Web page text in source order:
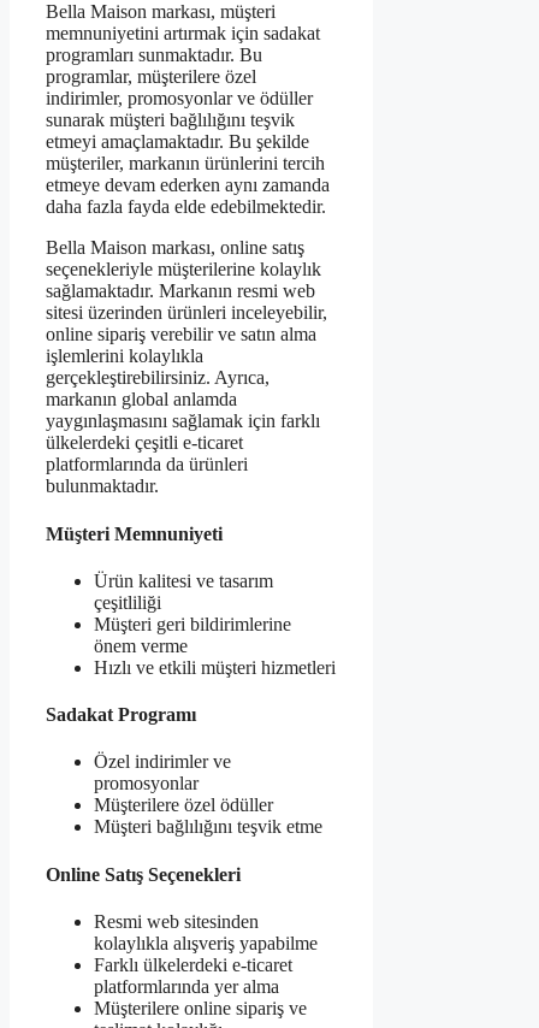
Bella Maison markası, müşteri
memnuniyetini artırmak için sadakat
programları sunmaktadır. Bu
programlar, müşterilere özel
indirimler, promosyonlar ve ödüller
sunarak müşteri bağlılığını teşvik
etmeyi amaçlamaktadır. Bu şekilde
müşteriler, markanın ürünlerini tercih
etmeye devam ederken aynı zamanda
daha fazla fayda elde edebilmektedir.
Bella Maison markası, online satış
seçenekleriyle müşterilerine kolaylık
sağlamaktadır. Markanın resmi web
sitesi üzerinden ürünleri inceleyebilir,
online sipariş verebilir ve satın alma
işlemlerini kolaylıkla
gerçekleştirebilirsiniz. Ayrıca,
markanın global anlamda
yaygınlaşmasını sağlamak için farklı
ülkelerdeki çeşitli e-ticaret
platformlarında da ürünleri
bulunmaktadır.
Müşteri Memnuniyeti
Ürün kalitesi ve tasarım
çeşitliliği
Müşteri geri bildirimlerine
önem verme
Hızlı ve etkili müşteri hizmetleri
Sadakat Programı
Özel indirimler ve
promosyonlar
Müşterilere özel ödüller
Müşteri bağlılığını teşvik etme
Online Satış Seçenekleri
Resmi web sitesinden
kolaylıkla alışveriş yapabilme
Farklı ülkelerdeki e-ticaret
platformlarında yer alma
Müşterilere online sipariş ve